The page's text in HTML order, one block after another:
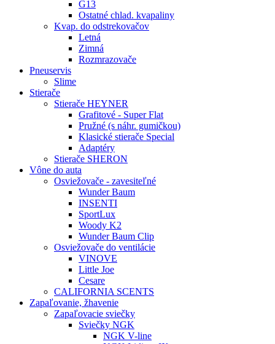
G13
Ostatné chlad. kvapaliny
Kvap. do odstrekovačov
Letná
Zimná
Rozmrazovače
Pneuservis
Slime
Stierače
Stierače HEYNER
Grafitové - Super Flat
Pružné (s náhr. gumičkou)
Klasické stierače Special
Adaptéry
Stierače SHERON
Vône do auta
Osviežovače - zavesiteľné
Wunder Baum
INSENTI
SportLux
Woody K2
Wunder Baum Clip
Osviežovače do ventilácie
VINOVE
Little Joe
Cesare
CALIFORNIA SCENTS
Zapaľovanie, žhavenie
Zapaľovacie sviečky
Sviečky NGK
NGK V-line